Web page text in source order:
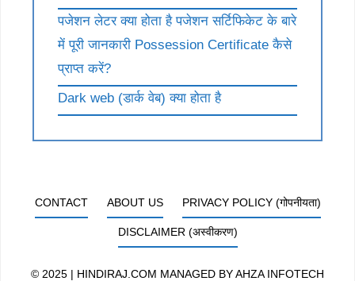
पजेशन लेटर क्या होता है पजेशन सर्टिफिकेट के बारे
में पूरी जानकारी Possession Certificate कैसे
प्राप्त करें?
Dark web (डार्क वेब) क्या होता है
CONTACT ABOUT US PRIVACY POLICY (गोपनीयता)
DISCLAIMER (अस्वीकरण)
© 2025 | HINDIRAJ.COM MANAGED BYAHZA INFOTECH